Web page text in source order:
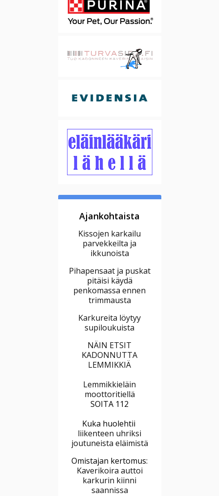
Ajankohtaista
Kissojen karkailu
parvekkeilta ja
ikkunoista
Pihapensaat ja puskat
pitäisi käydä
penkomassa ennen
trimmausta
Karkureita löytyy
supiloukuista
NÄIN ETSIT
KADONNUTTA
LEMMIKKIÄ
Lemmikkieläin
moottoritiellä
SOITA 112
Kuka huolehtii
liikenteen uhriksi
joutuneista eläimistä
Omistajan kertomus:
Kaverikoira auttoi
karkurin kiinni
saannissa